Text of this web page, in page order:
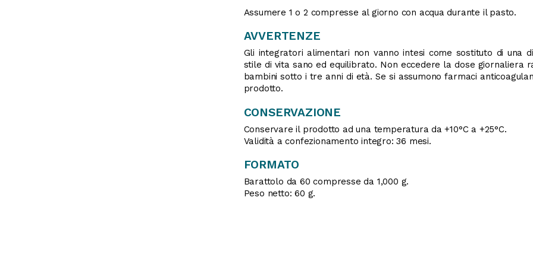
Assumere 1 o 2 compresse al giorno con acqua durante il pasto.
AVVERTENZE
Gli integratori alimentari non vanno intesi come sostituto di una
stile di vita sano ed equilibrato. Non eccedere la dose giornaliera
bambini sotto i tre anni di età. Se si assumono farmaci
prodotto.
CONSERVAZIONE
Conservare il prodotto ad una temperatura da +10°C a +25°C.
Validità a confezionamento integro: 36 mesi.
FORMATO
Barattolo da 60 compresse da 1,000 g.
Peso netto: 60 g.